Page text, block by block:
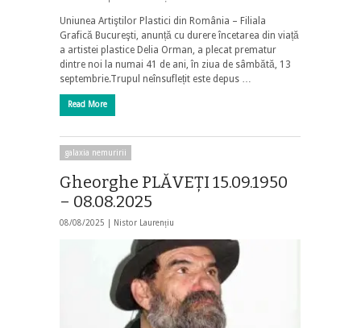
Uniunea Artiştilor Plastici din România – Filiala
Grafică Bucureşti, anunță cu durere încetarea din viață
a artistei plastice Delia Orman, a plecat prematur
dintre noi la numai 41 de ani, în ziua de sâmbătă, 13
septembrie.Trupul neînsuflețit este depus …
Read More
galaxia nemuririi
Gheorghe PLĂVEȚI 15.09.1950
– 08.08.2025
08/08/2025 | Nistor Laurențiu